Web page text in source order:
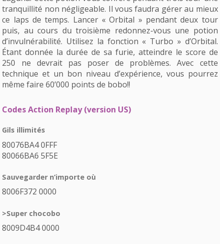
tranquillité non négligeable. Il vous faudra gérer au mieux
ce laps de temps. Lancer « Orbital » pendant deux tour
puis, au cours du troisième redonnez-vous une potion
d’invulnérabilité. Utilisez la fonction « Turbo » d’Orbital.
Étant donnée la durée de sa furie, atteindre le score de
250 ne devrait pas poser de problèmes. Avec cette
technique et un bon niveau d’expérience, vous pourrez
même faire 60’000 points de bobo!!
Codes Action Replay (version US)
Gils illimités
80076BA4 0FFF
80066BA6 5F5E
Sauvegarder n’importe où
8006F372 0000
>Super chocobo
8009D4B4 0000